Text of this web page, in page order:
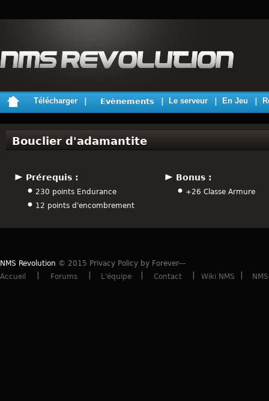
Télécharger Evènements Le serveur En Jeu
Bouclier d'adamantite
Prérequis :
230 points Endurance
12 points d'encombrement
Bonus :
+26 Classe Armure
NMS Revolution © 2015 Privacy Policy by Forever---
Accueil
Forums L'équipe Contact Wiki NMS